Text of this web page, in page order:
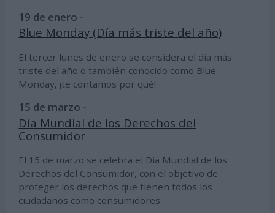
19 de enero -
Blue Monday (Día más triste del año)
El tercer lunes de enero se considera el día más
triste del año o también conocido como Blue
Monday, ¡te contamos por qué!
15 de marzo -
Día Mundial de los Derechos del
Consumidor
El 15 de marzo se celebra el Día Mundial de los
Derechos del Consumidor, con el objetivo de
proteger los derechos que tienen todos los
ciudadanos como consumidores.